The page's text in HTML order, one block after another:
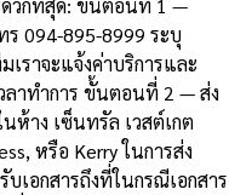
ดวกที่สุด: ขั้นตอนที่ 1 —
ร 094-895-8999 ระบุ
ราจะแจ้งค่าบริการและ
ลาทำการ ขั้นตอนที่ 2 — ส่ง
ห้าง เซ็นทรัล เวสต์เกต
หรือ Kerry ในการส่ง
เอกสารถึงที่ในกรณีเอกสาร